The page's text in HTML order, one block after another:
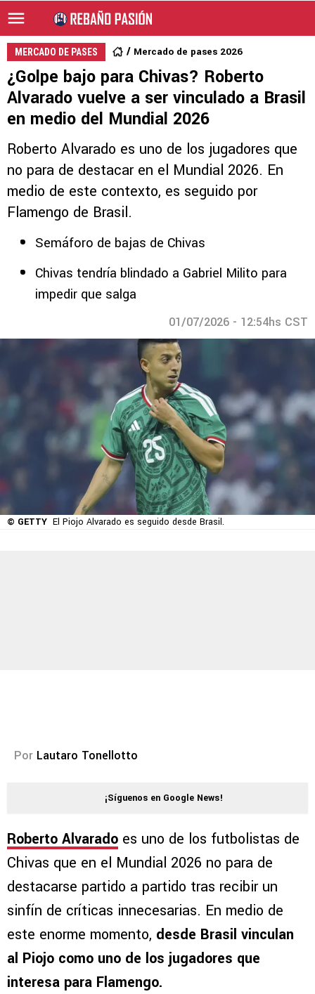
MERCADO DE PASES Mercado de pases 2026
¿Golpe bajo para Chivas? Roberto
Alvarado vuelve a ser vinculado a Brasil
en medio del Mundial 2026
Roberto Alvarado es uno de los jugadores que
no para de destacar en el Mundial 2026. En
medio de este contexto, es seguido por
Flamengo de Brasil.
Semáforo de bajas de Chivas
Chivas tendría blindado a Gabriel Milito para
impedir que salga
01/07/2026 - 12:54hs CST
© GETTY El Piojo Alvarado es seguido desde Brasil.
Por Lautaro Tonellotto
¡Síguenos en Google News!
Roberto Alvarado es uno de los futbolistas de
Chivas que en el Mundial 2026 no para de
destacarse partido a partido tras recibir un
sinfín de críticas innecesarias. En medio de
este enorme momento, desde Brasil vinculan
al Piojo como uno de los jugadores que
interesa para Flamengo.